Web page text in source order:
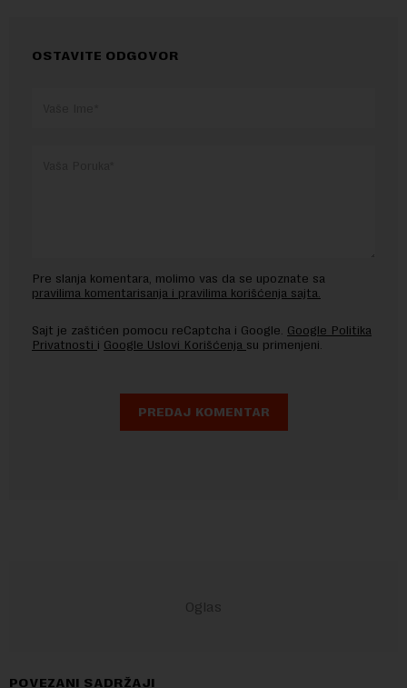
OSTAVITE ODGOVOR
Pre slanja komentara, molimo vas da se upoznate sa
pravilima komentarisanja i pravilima korišćenja sajta.
Sajt je zaštićen pomocu reCaptcha i Google. Google Politika
Privatnosti i Google Uslovi Korišćenja su primenjeni.
POVEZANI SADRŽAJI